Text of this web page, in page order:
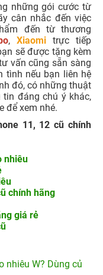
những gói cước từ
cân nhắc đến việc
đến từ thương
, Xiaomi trực tiếp
sẽ được tặng kèm
vấn cũng sẵn sàng
tình nếu bạn liên hệ
đó, có những thuật
đáng chú ý khác,
để xem nhé.
11, 12 cũ chính
nhiêu
chính hãng
giá rẻ
nhiêu W? Dùng củ